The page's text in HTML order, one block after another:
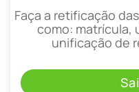
Faça a retificação
como: matrícula,
unificação de